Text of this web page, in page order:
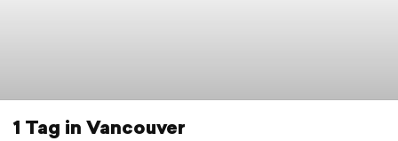
1 Tag in Vancouver